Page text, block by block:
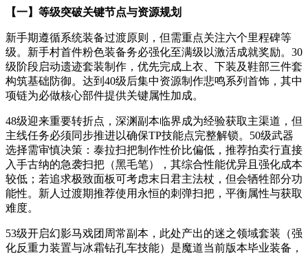
【一】等级突破关键节点与资源规划
新手期遵循系统装备过渡原则，但需重点关注六个里程碑等
级。新手村首件粉色装备务必强化至满级以激活成就奖励。30
级阶段启动遗迹套装制作，优先完成上衣、下装及鞋部三件套
构筑基础防御。达到40级后集中资源制作悲鸣系列首饰，其中
项链为必做核心部件提供关键属性加成。
48级迎来重要转折点，深渊副本临界成为经验获取主渠道，但
主线任务必须同步推进以确保TP技能点完整解锁。50级武器
选择需审慎决策：泰拉扫把制作性价比偏低，推荐拍卖行直接
入手古纳的急袭扫把（黑毛笔），其综合性能优异且强化成本
较低；若追求极致面板可考虑末日君主法杖，但会牺牲部分功
能性。新人过渡期推荐使用永恒的刺弹扫把，平衡属性与获取
难度。
53级开启幻影马戏团周常副本，此处产出的迷之领域套装（强
化反重力装置与冰霜钻孔车技能）是魔道当前版本毕业装备，